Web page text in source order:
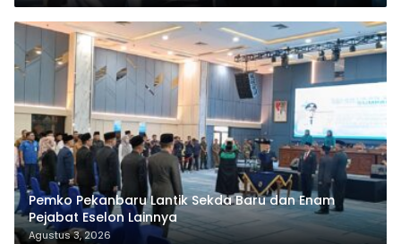
Pemko Pekanbaru Lantik Sekda Baru dan Enam
Pejabat Eselon Lainnya
Agustus 3, 2026